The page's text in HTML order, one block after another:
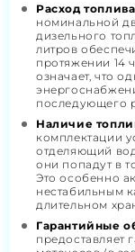
Расход
номинальной
дизельного
литров
протяжении 14
означает, что
последующего
Наличие
комплектации
отделяющий
они попадут в
Это особенно
нестабильным
длительном
Гарантийные
предоставляет